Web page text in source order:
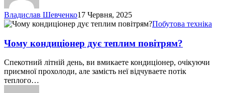
Владислав Шевченко17 Червня, 2025
Чому
дує
теплим
повітрям?
Побутова техніка
Чому кондиціонер дує теплим повітрям?
Спекотний літній день, ви вмикаете кондиціонер, очікуючи
приємної прохолоди, але замість неї відчуваете потік
теплого…